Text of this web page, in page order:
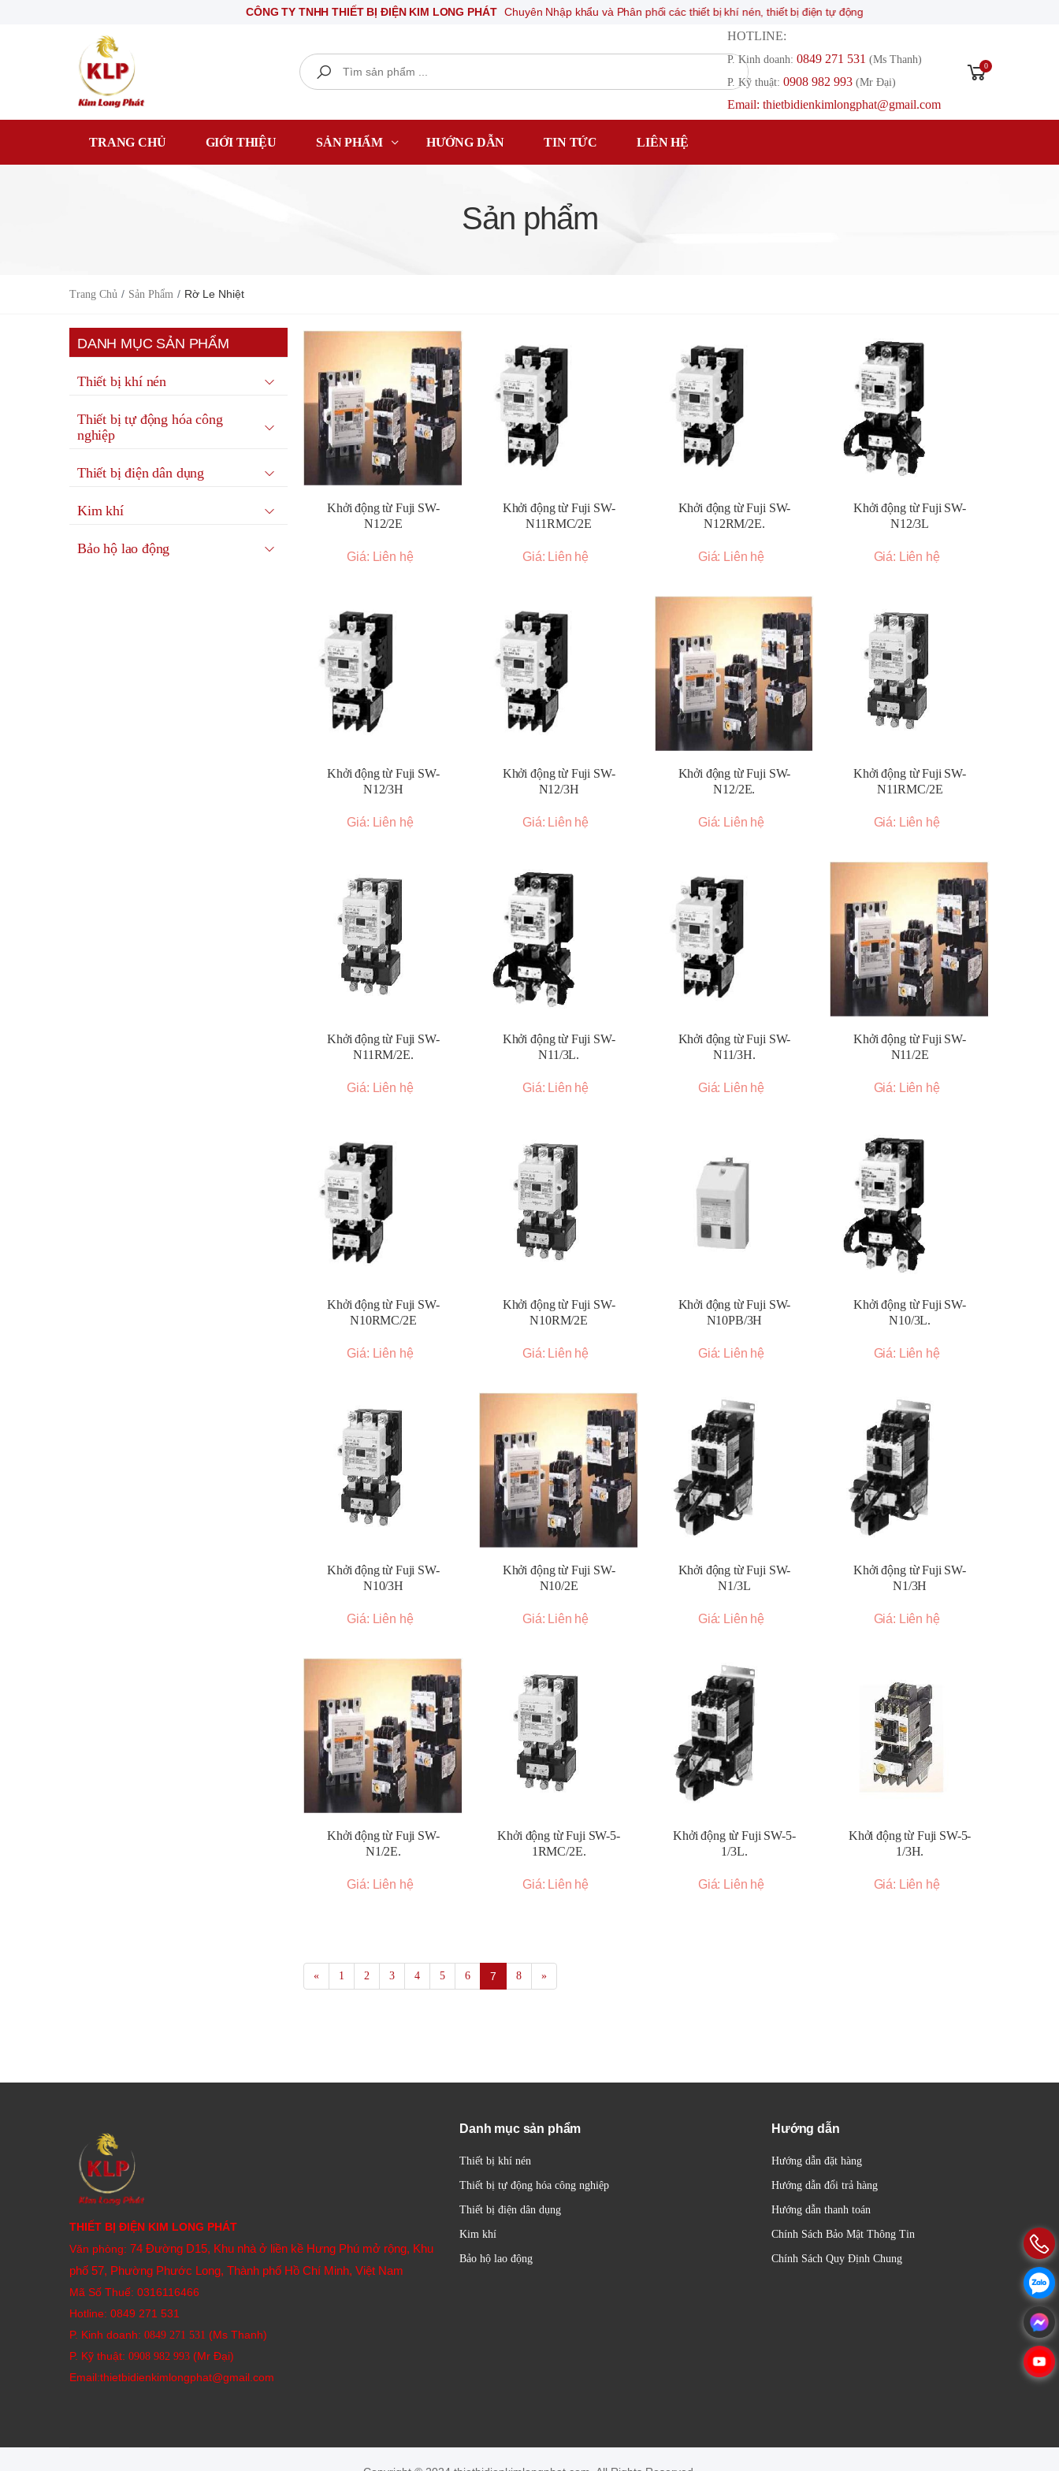
CÔNG TY TNHH THIẾT BỊ ĐIỆN KIM LONG PHÁT Chuyên Nhập khẩu và Phân phối các thiết bị khí nén, thiết bị điện tự động
Search
HOTLINE:
P. Kinh doanh: 0849 271 531 (Ms Thanh)
P. Kỹ thuật: 0908 982 993​ (Mr Đại)
Email: thietbidienkimlongphat@gmail.com
0
TRANG CHỦ GIỚI THIỆU SẢN PHẨM HƯỚNG DẪN TIN TỨC LIÊN HỆ
Sản phẩm
Trang Chủ Sản Phẩm Rờ Le Nhiệt
Khởi động từ Fuji SW-
N12/2E
Giá: Liên hệ
Khởi động từ Fuji SW-
N11RMC/2E
Giá: Liên hệ
Khởi động từ Fuji SW-
N12RM/2E.
Giá: Liên hệ
Khởi động từ Fuji SW-
N12/3L
Giá: Liên hệ
Khởi động từ Fuji SW-
N12/3H
Giá: Liên hệ
Khởi động từ Fuji SW-
N12/3H
Giá: Liên hệ
Khởi động từ Fuji SW-
N12/2E.
Giá: Liên hệ
Khởi động từ Fuji SW-
N11RMC/2E
Giá: Liên hệ
Khởi động từ Fuji SW-
N11RM/2E.
Giá: Liên hệ
Khởi động từ Fuji SW-
N11/3L.
Giá: Liên hệ
Khởi động từ Fuji SW-
N11/3H.
Giá: Liên hệ
Khởi động từ Fuji SW-
N11/2E
Giá: Liên hệ
Khởi động từ Fuji SW-
N10RMC/2E
Giá: Liên hệ
Khởi động từ Fuji SW-
N10RM/2E
Giá: Liên hệ
Khởi động từ Fuji SW-
N10PB/3H
Giá: Liên hệ
Khởi động từ Fuji SW-
N10/3L.
Giá: Liên hệ
Khởi động từ Fuji SW-
N10/3H
Giá: Liên hệ
Khởi động từ Fuji SW-
N10/2E
Giá: Liên hệ
Khởi động từ Fuji SW-
N1/3L
Giá: Liên hệ
Khởi động từ Fuji SW-
N1/3H
Giá: Liên hệ
Khởi động từ Fuji SW-
N1/2E.
Giá: Liên hệ
Khởi động từ Fuji SW-5-
1RMC/2E.
Giá: Liên hệ
Khởi động từ Fuji SW-5-
1/3L.
Giá: Liên hệ
Khởi động từ Fuji SW-5-
1/3H.
Giá: Liên hệ
« 1 2 3 4 5 6 7 8 »
DANH MỤC SẢN PHẨM
Thiết bị khí nén
Thiết bị tự động hóa công
nghiệp
Thiết bị điện dân dụng
Kim khí
Bảo hộ lao động
THIẾT BỊ ĐIỆN KIM LONG PHÁT
Văn phòng: 74 Đường D15, Khu nhà ở liền kề Hưng Phú mở rộng, Khu
phố 57, Phường Phước Long, Thành phố Hồ Chí Minh, Việt Nam
Mã Số Thuế: 0316116466
Hotline: 0849 271 531
P. Kinh doanh: 0849 271 531 (Ms Thanh)
P. Kỹ thuật: 0908 982 993​ (Mr Đại)
Email:thietbidienkimlongphat@gmail.com
Danh mục sản phẩm
Thiết bị khí nén
Thiết bị tự động hóa công nghiệp
Thiết bị điện dân dụng
Kim khí
Bảo hộ lao động
Hướng dẫn
Hướng dẫn đặt hàng
Hướng dẫn đổi trả hàng
Hướng dẫn thanh toán
Chính Sách Bảo Mật Thông Tin
Chính Sách Quy Định Chung